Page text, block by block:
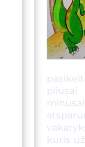
vakar
kuris